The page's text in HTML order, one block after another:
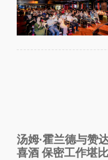
汤姆·霍兰德与赞
喜酒 保密工作堪